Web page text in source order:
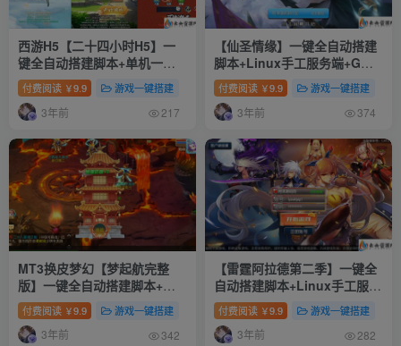
西游H5【二十四小时H5】一
键全自动搭建脚本+单机一键
即玩镜像服务端+Linux手工服
务端+GM后台+详细搭建教程
付费阅读 ￥9.9 游戏一键搭建
3年前 217
【仙圣情缘】一键全自动搭建
脚本+Linux手工服务端+GM
授权充值后台+安卓苹果双端
+详细搭建教程+视频教程
付费阅读 ￥9.9 游戏一键搭建
3年前 374
MT3换皮梦幻【梦起航完整
版】一键全自动搭建脚本+攻
略+正确物品GM授权后台+安
卓苹果双端
付费阅读 ￥9.9 游戏一键搭建
3年前 342
【雷霆阿拉德第二季】一键全
自动搭建脚本+Linux手工服务
端+WEB管理后台+GM授权后
台+安卓+详细搭建教程+视频
教程
付费阅读 ￥9.9 游戏一键搭建
3年前 282